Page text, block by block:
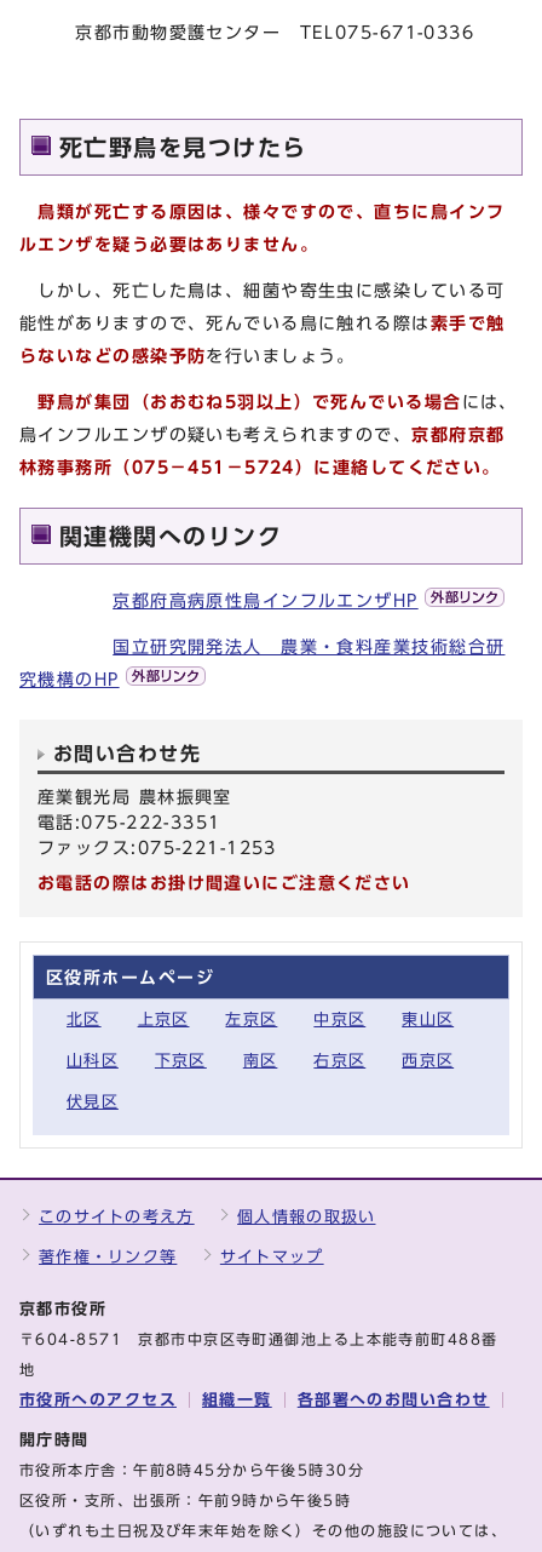
京都市動物愛護センター TEL075-671-0336
死亡野鳥を見つけたら
鳥類が死亡する原因は、様々ですので、直ちに鳥インフ
ルエンザを疑う必要はありません。
しかし、死亡した鳥は、細菌や寄生虫に感染している可
能性がありますので、死んでいる鳥に触れる際は 素手で触
らないなどの感染予防を行いましょう。
野鳥が集団（おおむね5羽以上）で死んでいる場合 には、
鳥インフルエンザの疑いも考えられますので、京都府京都
林務事務所（075－451－5724）に連絡してください。
関連機関へのリンク
京都府高病原性鳥インフルエンザHP
国立研究開発法人 農業・食料産業技術総合研
究機構のHP
お問い合わせ先
産業観光局 農林振興室
電話:075-222-3351
ファックス:075-221-1253
お電話の際はお掛け間違いにご注意ください
区役所ホームページ
北区 上京区 左京区 中京区 東山区
山科区 下京区 南区 右京区 西京区
伏見区
このサイトの考え方 個人情報の取扱い
著作権・リンク等 サイトマップ
京都市役所
〒604-8571 京都市中京区寺町通御池上る上本能寺前町488番
地
市役所へのアクセス 組織一覧 各部署へのお問い合わせ
開庁時間
市役所本庁舎：午前8時45分から午後5時30分
区役所・支所、出張所：午前9時から午後5時
（いずれも土日祝及び年末年始を除く）その他の施設については、